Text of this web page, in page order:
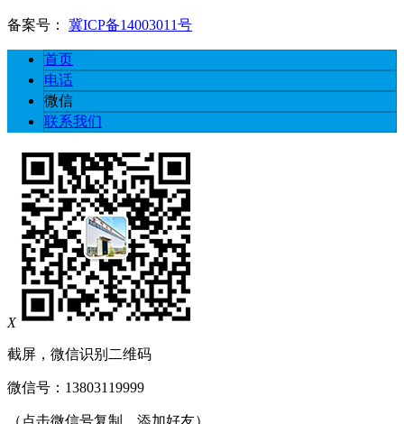
备案号： 冀ICP备14003011号
首页
电话
微信
联系我们
X
截屏，微信识别二维码
微信号： 13803119999
（点击微信号复制，添加好友）